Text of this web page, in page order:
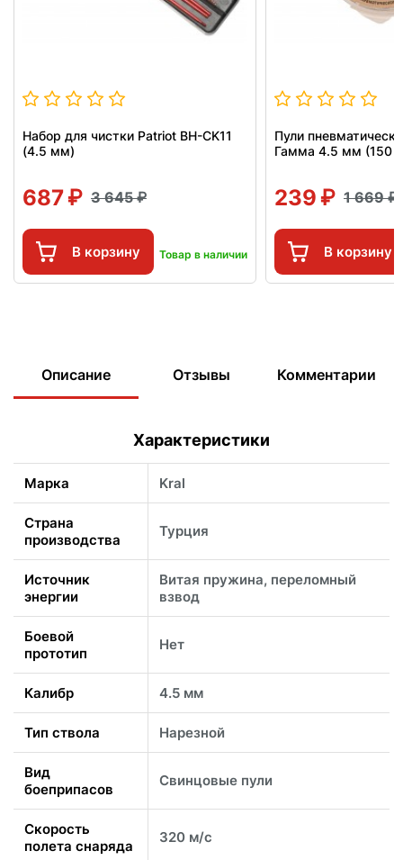
Набор для чистки Patriot BH-CK11
(4.5 мм)
687 3 645
В корзину Товар в наличии
Пули
Гамма 4.5 мм (150
239 1 669
В корзину
Описание Отзывы Комментарии
Характеристики
Марка Kral
Страна
производства
Турция
Источник
энергии
Витая пружина, переломный
взвод
Боевой
прототип
Нет
Калибр 4.5 мм
Тип ствола Нарезной
Вид
боеприпасов
Свинцовые пули
Скорость
полета снаряда
320 м/с